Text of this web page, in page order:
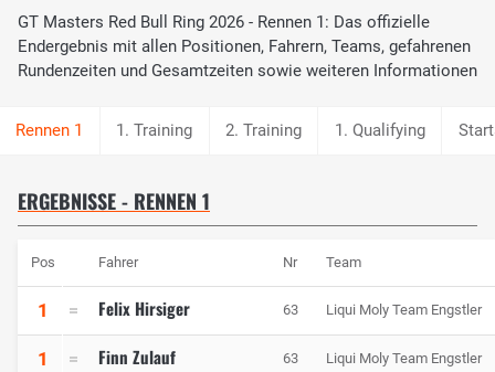
GT Masters Red Bull Ring 2026 - Rennen 1: Das offizielle
Endergebnis mit allen Positionen, Fahrern, Teams, gefahrenen
Rundenzeiten und Gesamtzeiten sowie weiteren Informationen
1. Training 2. Training 1. Qualifying
ERGEBNISSE - RENNEN 1
Pos Fahrer Nr Team
1 Felix Hirsiger 63 Liqui Moly Team Engstler
1 Finn Zulauf 63 Liqui Moly Team Engstler